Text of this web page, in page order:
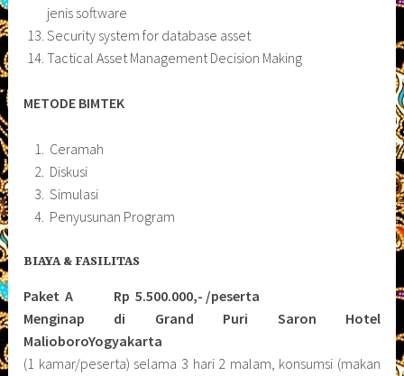
jenis software
Security system for database asset
Tactical Asset Management Decision Making
METODE BIMTEK
Ceramah
Diskusi
Simulasi
Penyusunan Program
BIAYA & FASILITAS
Paket A Rp 5.500.000,- /peserta
Menginap di Grand Puri Saron Hotel
MalioboroYogyakarta
(1 kamar/peserta) selama 3 hari 2 malam, konsumsi (makan